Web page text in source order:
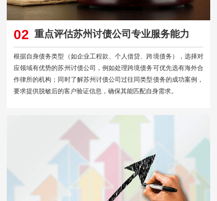
02 重点评估苏州讨债公司专业服务能力
根据自身债务类型（如企业工程款、个人借贷、跨境债务），选择对
应领域有优势的苏州讨债公司，例如处理跨境债务可优先选有海外合
作律所的机构；同时了解苏州讨债公司过往同类型债务的成功案例，
要求提供脱敏后的客户验证信息，确保其能匹配自身需求。